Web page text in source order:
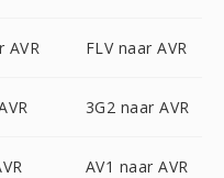
AVR FLV naar AVR
3G2 naar AVR
AV1 naar AVR